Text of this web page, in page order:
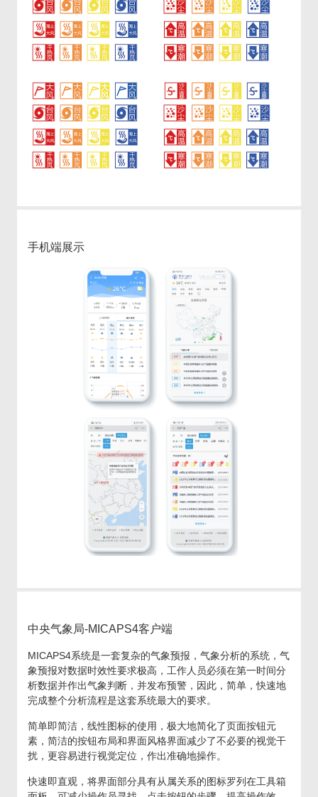
手机端展示
中央气象局-MICAPS4客户端
MICAPS4系统是一套复杂的气象预报，气象分析的系统，气
象预报对数据时效性要求极高，工作人员必须在第一时间分
析数据并作出气象判断，并发布预警，因此，简单，快速地
完成整个分析流程是这套系统最大的要求。
简单即简洁，线性图标的使用，极大地简化了页面按钮元
素，简洁的按钮布局和界面风格界面减少了不必要的视觉干
扰，更容易进行视觉定位，作出准确地操作。
快速即直观，将界面部分具有从属关系的图标罗列在工具箱